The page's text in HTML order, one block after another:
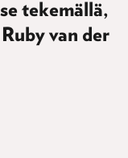
tekemällä,
van der